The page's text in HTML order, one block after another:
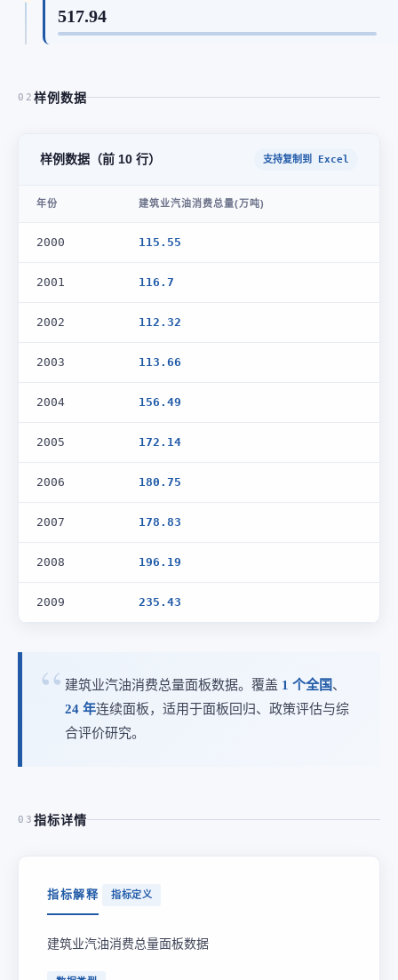
517.94
02 样例数据
样例数据（前 10 行） 支持复制到 Excel
年份 建筑业汽油消费总量(万吨)
2000 115.55
2001 116.7
2002 112.32
2003 113.66
2004 156.49
2005 172.14
2006 180.75
2007 178.83
2008 196.19
2009 235.43
建筑业汽油消费总量面板数据。覆盖 1 个全国、
24 年连续面板，适用于面板回归、政策评估与综
合评价研究。
03 指标详情
指标解释 指标定义
建筑业汽油消费总量面板数据